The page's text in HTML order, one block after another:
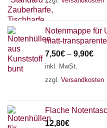
Notenmappe für
matt-
7,50€ – 9,90€
inkl. MwSt.
zzgl. Versandkosten
Flache
12,80€